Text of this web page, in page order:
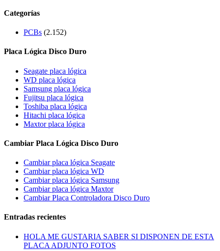
Categorías
PCBs (2.152)
Placa Lógica Disco Duro
Seagate placa lógica
WD placa lógica
Samsung placa lógica
Fujitsu placa lógica
Toshiba placa lógica
Hitachi placa lógica
Maxtor placa lógica
Cambiar Placa Lógica Disco Duro
Cambiar placa lógica Seagate
Cambiar placa lógica WD
Cambiar placa lógica Samsung
Cambiar placa lógica Maxtor
Cambiar Placa Controladora Disco Duro
Entradas recientes
HOLA ME GUSTARIA SABER SI DISPONEN DE ESTA
PLACA ADJUNTO FOTOS